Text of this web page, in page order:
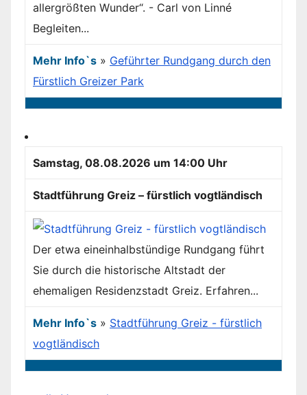
allergrößten Wunder“. - Carl von Linné
Begleiten...
Mehr Info`s » Geführter Rundgang durch den
Fürstlich Greizer Park
Samstag, 08.08.2026 um 14:00 Uhr
Stadtführung Greiz – fürstlich vogtländisch
Der etwa eineinhalbstündige Rundgang führt
Sie durch die historische Altstadt der
ehemaligen Residenzstadt Greiz. Erfahren...
Mehr Info`s » Stadtführung Greiz - fürstlich
vogtländisch